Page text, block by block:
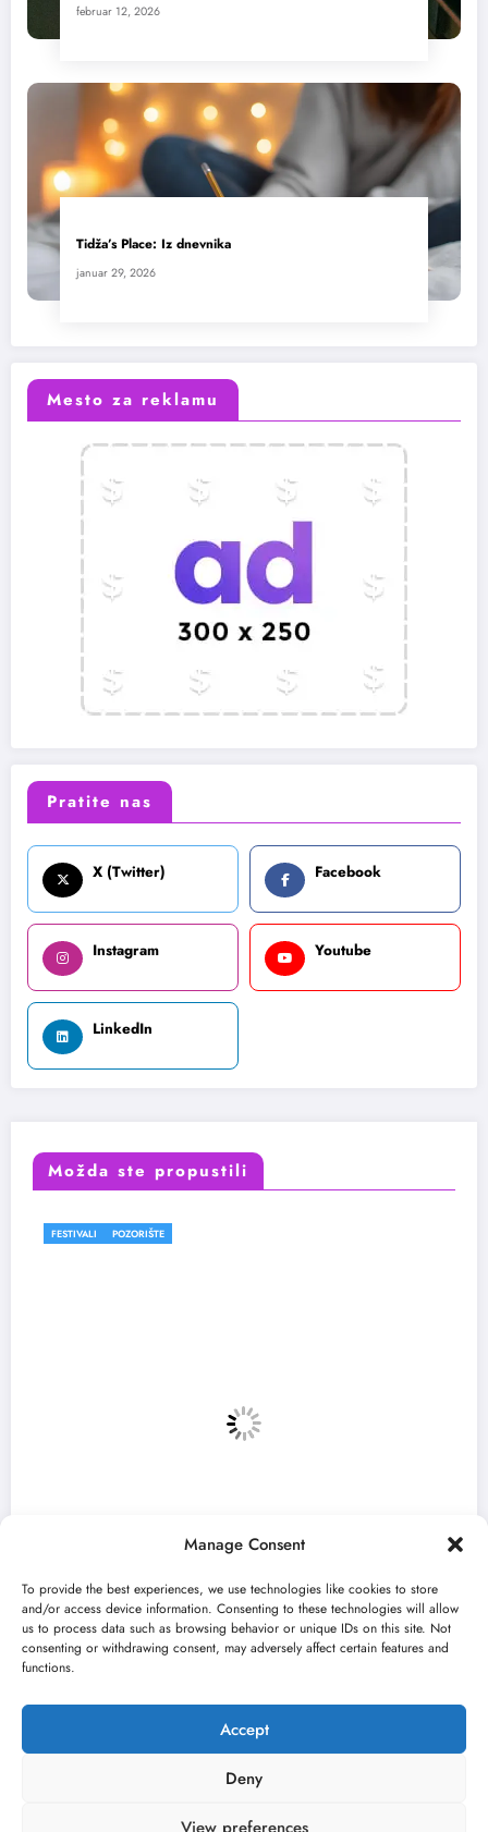
Manage Consent
To provide the best experiences, we use technologies like cookies to store
and/or access device information. Consenting to these technologies will allow
us to process data such as browsing behavior or unique IDs on this site. Not
consenting or withdrawing consent, may adversely affect certain features and
functions.
Accept
Deny
View preferences
februar 12, 2026
Tidža’s Place: Iz dnevnika
januar 29, 2026
Mesto za reklamu
Pratite nas
X (Twitter) Facebook
Instagram Youtube
LinkedIn
Možda ste propustili
u
„Najveći mali festival u
jun 23, 2026